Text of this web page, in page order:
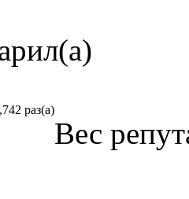
раз(а)
Вес